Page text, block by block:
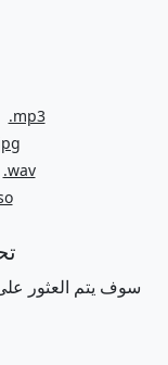
.mp3
.wav
سوف يتم العثور